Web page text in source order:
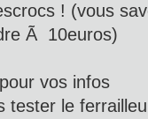
! (vous
Ã 10euros)
vos infos
tester le